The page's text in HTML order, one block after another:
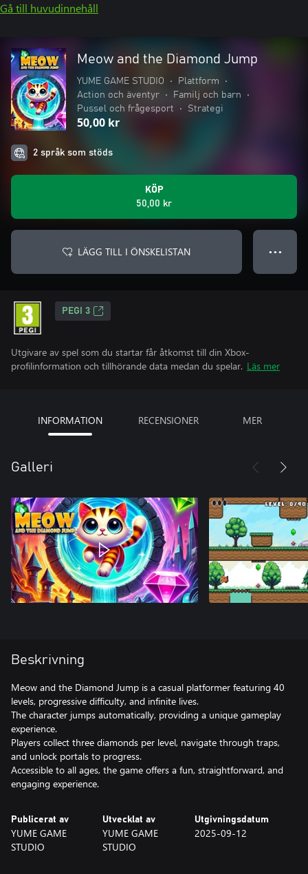
Gå till huvudinnehåll
Meow and the Diamond Jump
YUME GAME STUDIO • Plattform
•
Action och äventyr
• Familj och barn
•
Pussel och frågesport
• Strategi
50,00 kr
2 språk som stöds
KÖP
50,00 kr
LÄGG TILL I ÖNSKELISTAN ● ● ●
PEGI 3
Utgivare av spel som du startar får åtkomst till din Xbox-
profilinformation och tillhörande data medan du spelar. Läs mer
INFORMATION RECENSIONER MER
Galleri
Beskrivning
Meow and the Diamond Jump is a casual platformer featuring 40
levels, progressive difficulty, and infinite lives.
The character jumps automatically, providing a unique gameplay
experience.
Players collect three diamonds per level, navigate through traps,
and unlock portals to progress.
Accessible to all ages, the game offers a fun, straightforward, and
engaging experience.
Publicerat av
YUME GAME
STUDIO
Utvecklat av
YUME GAME
STUDIO
Utgivningsdatum
2025-09-12